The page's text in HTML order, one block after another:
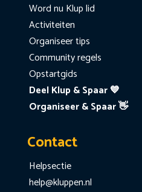
Word nu Klup lid
Activiteiten
Organiseer tips
Community regels
Opstartgids
Deel Klup & Spaar 💙
Organiseer & Spaar 👋
Contact
Helpsectie
help@kluppen.nl